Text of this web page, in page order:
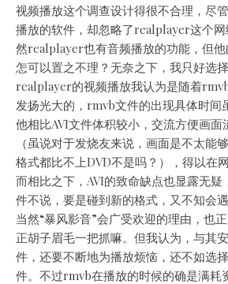
视频播放这个调查设计得很不合理，尽
播放的软件，却忽略了realplayer这个
然realplayer也有音频播放的功能，但
怎可以置之不理？无奈之下，我只好选择
realplayer的视频播放我认为是随着
发扬光大的，rmvb文件的出现具体时间
他相比AVI文件体积较小，交流方便画面
（虽说对于发烧友来说，画面是不太能
格式都比不上DVD不是吗？），得以在
而相比之下，AVI的致命缺点也显露无
件不说，要是碰到新的格式，又不知会
当然“暴风影音”会广受欢迎的理由，也
正胡子眉毛一把抓嘛。但我认为，与其
件，还要不断地为播放烦恼，还不如选
件。不过rmvb在播放的时候的确是满耗